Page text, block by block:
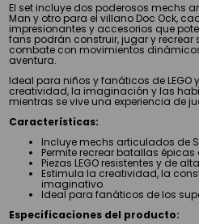
El set incluye dos poderosos mechs
Man y otro para el villano Doc Ock,
impresionantes y accesorios que
fans podrán construir, jugar y recrear
combate con movimientos
aventura.
Ideal para niños y fanáticos de LEGO
creatividad, la imaginación y las
mientras se vive una experiencia de
Características:
Incluye mechs articulados de
Permite recrear batallas épicas
Piezas LEGO resistentes y de
Estimula la creatividad, la
imaginativo.
Ideal para fanáticos de los
Especificaciones del producto: